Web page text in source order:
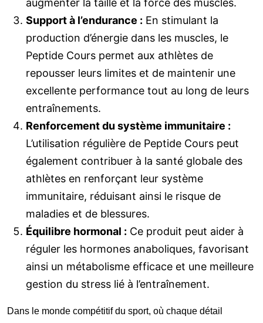
augmenter la taille et la force des muscles.
Support à l’endurance : En stimulant la
production d’énergie dans les muscles, le
Peptide Cours permet aux athlètes de
repousser leurs limites et de maintenir une
excellente performance tout au long de leurs
entraînements.
Renforcement du système immunitaire :
L’utilisation régulière de Peptide Cours peut
également contribuer à la santé globale des
athlètes en renforçant leur système
immunitaire, réduisant ainsi le risque de
maladies et de blessures.
Équilibre hormonal : Ce produit peut aider à
réguler les hormones anaboliques, favorisant
ainsi un métabolisme efficace et une meilleure
gestion du stress lié à l’entraînement.
Dans le monde compétitif du sport, où chaque détail